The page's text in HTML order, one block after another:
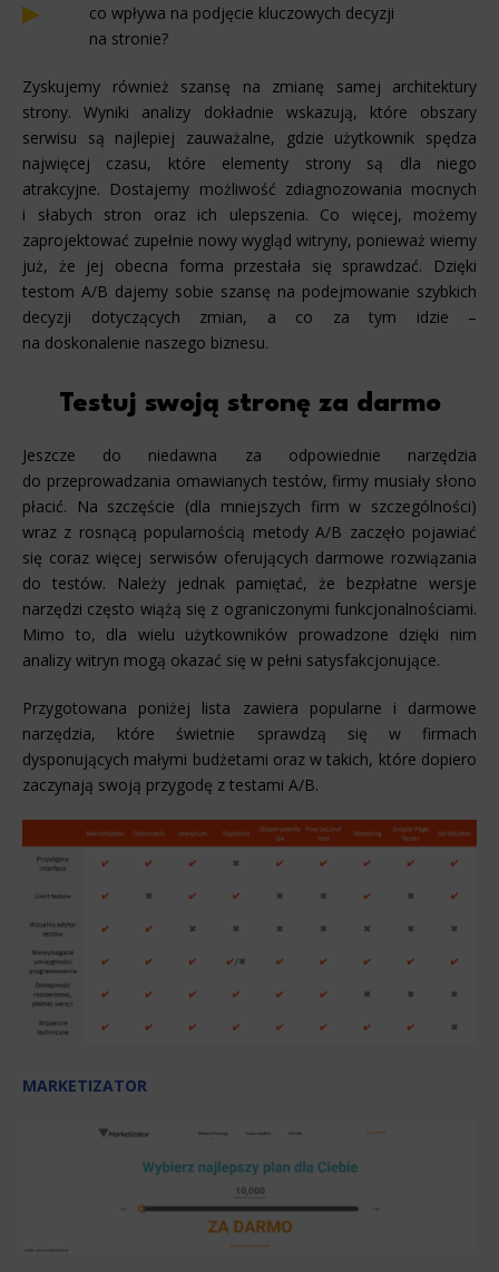
co wpływa na podjęcie kluczowych decyzji
na stronie?
Zyskujemy również szansę na zmianę samej architektury
strony. Wyniki analizy dokładnie wskazują, które obszary
serwisu są najlepiej zauważalne, gdzie użytkownik spędza
najwięcej czasu, które elementy strony są dla niego
atrakcyjne. Dostajemy możliwość zdiagnozowania mocnych
i słabych stron oraz ich ulepszenia. Co więcej, możemy
zaprojektować zupełnie nowy wygląd witryny, ponieważ wiemy
już, że jej obecna forma przestała się sprawdzać. Dzięki
testom A/B dajemy sobie szansę na podejmowanie szybkich
decyzji dotyczących zmian, a co za tym idzie –
na doskonalenie naszego biznesu.
Testuj swoją stronę za darmo
Jeszcze do niedawna za odpowiednie narzędzia
do przeprowadzania omawianych testów, firmy musiały słono
płacić. Na szczęście (dla mniejszych firm w szczególności)
wraz z rosnącą popularnością metody A/B zaczęło pojawiać
się coraz więcej serwisów oferujących darmowe rozwiązania
do testów. Należy jednak pamiętać, że bezpłatne wersje
narzędzi często wiążą się z ograniczonymi funkcjonalnościami.
Mimo to, dla wielu użytkowników prowadzone dzięki nim
analizy witryn mogą okazać się w pełni satysfakcjonujące.
Przygotowana poniżej lista zawiera popularne i darmowe
narzędzia, które świetnie sprawdzą się w firmach
dysponujących małymi budżetami oraz w takich, które dopiero
zaczynają swoją przygodę z testami A/B.
MARKETIZATOR